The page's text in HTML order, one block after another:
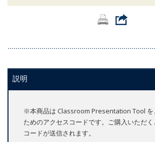
説明
※本商品は Classroom Presentation Tool を
ためのアクセスコードです。ご購入いただく
コードが送信されます。